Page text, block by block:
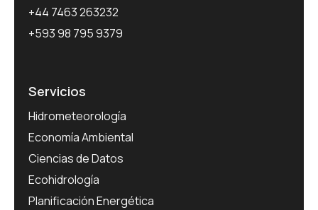
+44 7463 263232
+593 98 795 9379
Servicios
Hidrometeorología
Economía Ambiental
Ciencias de Datos
Ecohidrología
Planificación Energética